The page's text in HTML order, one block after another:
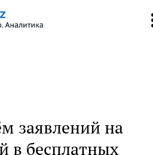
заявлений на
в бесплатных